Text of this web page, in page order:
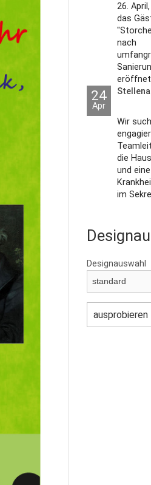
26.
das
nach
24
Apr
Wir
die
und eine
im
Designauswahl